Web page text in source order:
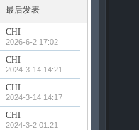
最后发表
CHI
2026-6-2 17:02
CHI
2024-3-14 14:21
CHI
2024-3-14 14:17
CHI
2024-3-2 01:21